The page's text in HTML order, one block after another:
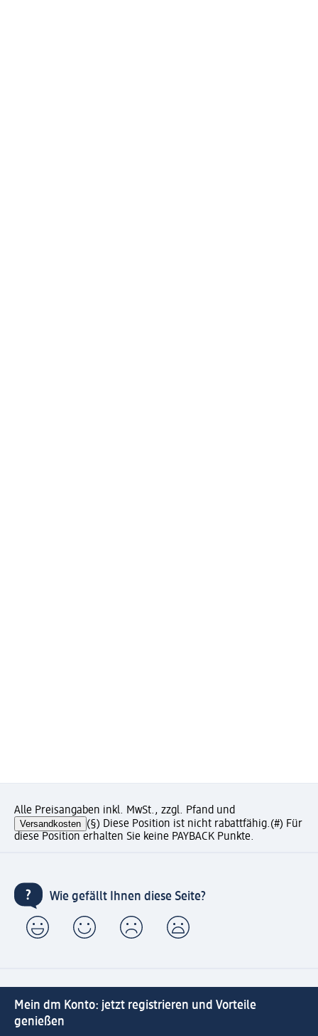
Alle Preisangaben inkl. MwSt., zzgl. Pfand und
Versandkosten (§) Diese Position ist nicht rabattfähig.(#) Für
diese Position erhalten Sie keine PAYBACK Punkte.
Wie gefällt Ihnen diese Seite?
Mein dm Konto: jetzt registrieren und Vorteile
genießen